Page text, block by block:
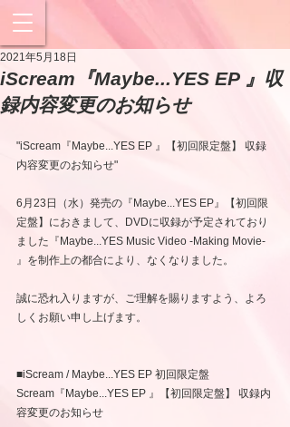
iScream『Maybe...YES EP 』収
録内容変更のお知らせ
2021年5月18日
"iScream『Maybe...YES EP 』【初回限定盤】 収録
内容変更のお知らせ"
6月23日（水）発売の『Maybe...YES EP』【初回限
定盤】におきまして、DVDに収録が予定されており
ました『Maybe...YES Music Video -Making Movie-
』を制作上の都合により、なくなりました。
誠に恐れ入りますが、ご理解を賜りますよう、よろ
しくお願い申し上げます。
■iScream / Maybe...YES EP 初回限定盤
Scream『Maybe...YES EP 』【初回限定盤】 収録内
容変更のお知らせ